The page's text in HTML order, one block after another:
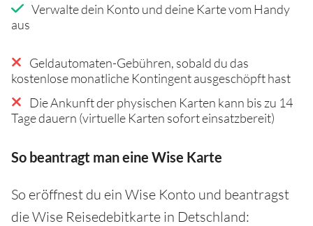
Verwalte dein Konto und deine Karte vom Handy
aus
Geldautomaten-Gebühren, sobald du das
kostenlose monatliche Kontingent ausgeschöpft hast
Die Ankunft der physischen Karten kann bis zu 14
Tage dauern (virtuelle Karten sofort einsatzbereit)
So beantragt man eine Wise Karte
So eröffnest du ein Wise Konto und beantragst
die Wise Reisedebitkarte in Detschland: